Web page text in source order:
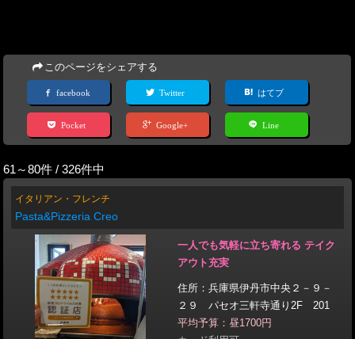
このページをシェアする
facebook Twitter はてブ
Pocket Google+ Line
61～80件 / 326件中
イタリアン・フレンチ
Pasta&Pizzeria Creo
一人でも気軽に立ち寄れる テイク
アウト充実
住所：兵庫県伊丹市中央２－９－
２９ パセオ三軒寺通り2F 201
平均予算：昼1700円